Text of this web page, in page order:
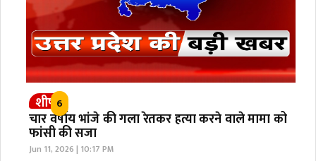
शीर्ष 6
चार वर्षीय भांजे की गला रेतकर हत्या करने वाले मामा को
फांसी की सजा
Jun 11, 2026 | 10:17 PM